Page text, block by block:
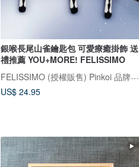
銀喉長尾山雀鑰匙包 可愛療癒掛飾 送
禮推薦 YOU+MORE! FELISSIMO
FELISSIMO (授權販售) Pinkoi 品牌形象館
US$ 24.95